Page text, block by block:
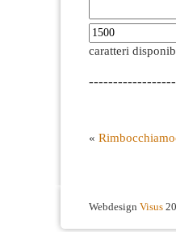
caratteri
«
Webdesign Visus